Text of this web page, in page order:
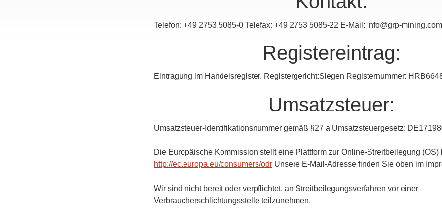
Telefon: +49 2753 5085-0 Telefax: +49 2753 5085-22 E-Mail: info@grp-mining.com
Registereintrag:
Eintragung im Handelsregister. Registergericht:Siegen Registernummer:
Umsatzsteuer:
Umsatzsteuer-Identifikationsnummer gemäß §27 a Umsatzsteuergesetz:
Die Europäische Kommission stellt eine Plattform zur Online-Streitbeilegung (OS)
http://ec.europa.eu/consumers/odr Unsere E-Mail-Adresse finden Sie oben im
Wir sind nicht bereit oder verpflichtet, an Streitbeilegungsverfahren vor einer
Verbraucherschlichtungsstelle teilzunehmen.